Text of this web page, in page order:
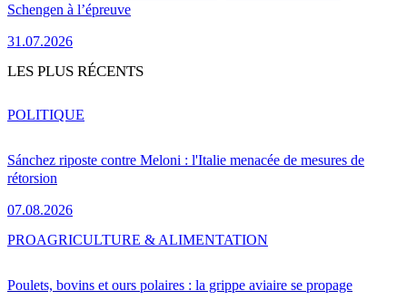
Schengen à l’épreuve
31.07.2026
LES PLUS RÉCENTS
Sánchez riposte contre Meloni : l'Italie menacée de mesures de
rétorsion
07.08.2026
POLITIQUE
Poulets, bovins et ours polaires : la grippe aviaire se propage
PROAGRICULTURE & ALIMENTATION